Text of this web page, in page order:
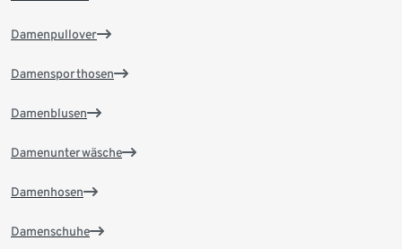
Damenpullover
Damensporthosen
Damenblusen
Damenunterwäsche
Damenhosen
Damenschuhe